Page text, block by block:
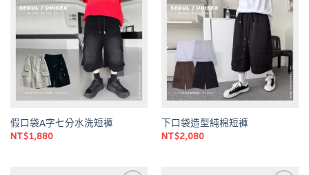
Add to
wishlist
假口袋A字七分水洗短褲
NT$1,880
Add to
wishlist
下口袋造型純棉短褲
NT$2,080